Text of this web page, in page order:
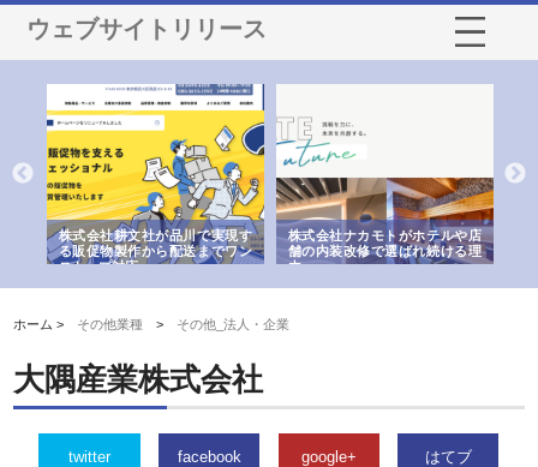
ウェブサイトリリース
株式会社耕文社が品川で実現す
る販促物製作から配送までワン
ストップ対応
株式会社ナカモトがホテルや店
舗の内装改修で選ばれ続ける理
由
ホーム > その他業種 > その他_法人・企業
大隅産業株式会社
twitter facebook google+ はてブ